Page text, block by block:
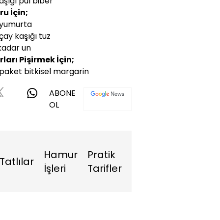
İçin;
kaşığı tuz
un
Pişirmek İçin;
bitkisel margarin
ABONE
OL
Tatlılar
Hamur
İşleri
Pratik
Tarifler